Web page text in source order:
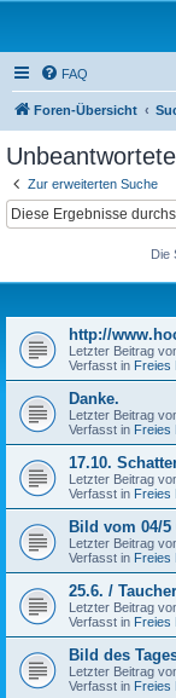
FAQ
Foren-Übersicht
Zur erweiterten Suche
Die
http://
Letzter Beitrag
Verfasst in Freies
Danke.
Letzter Beitrag
Verfasst in Freies
17.10.
Letzter Beitrag
Verfasst in Freies
Bild vom 04/5
Letzter Beitrag
Verfasst in Freies
25.6. /
Letzter Beitrag
Verfasst in Freies
Bild des
Letzter Beitrag
Verfasst in Freies